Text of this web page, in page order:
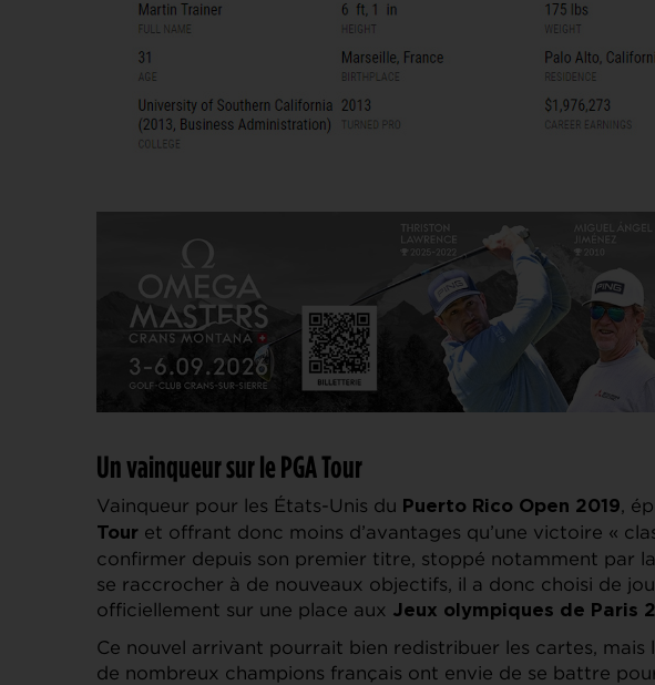
Un vainqueur sur le PGA Tour
Vainqueur pour les États-Unis du Puerto Rico Open 2019,
Tour et offrant donc moins d’avantages qu’une victoire «
confirmer depuis son premier titre, stoppé notamment par
se raccrocher à de nouveaux objectifs, il a donc choisi de
officiellement sur une place aux Jeux olympiques de Paris
Ce nouvel arrivant pourrait bien redistribuer les cartes,
de nombreux champions français ont envie de se battre